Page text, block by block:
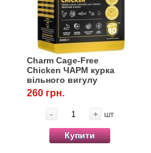
Charm Cage-Free
Chicken ЧАРМ курка
вільного вигулу
беззерновий холістик
для собак, 340 г
260 грн.
- + шт
Купити